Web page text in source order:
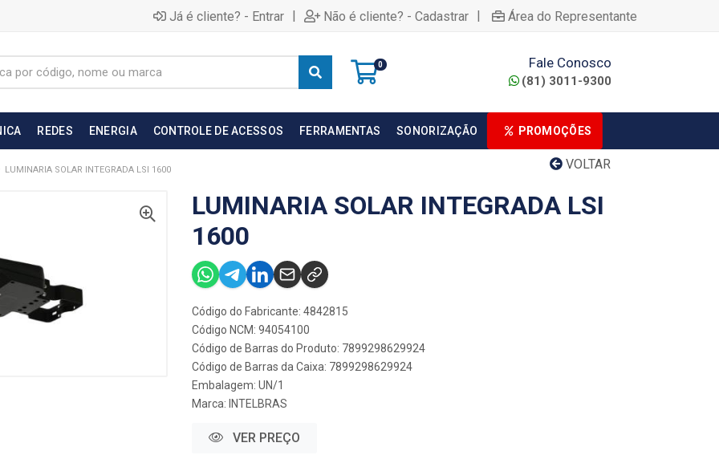
Já é cliente? - Entrar | Não é cliente? - Cadastrar | Área do Representante
0 Fale Conosco
(81) 3011-9300
REDES ENERGIA CONTROLE DE ACESSOS FERRAMENTAS SONORIZAÇÃO PROMOÇÕES
VOLTAR
LUMINARIA SOLAR INTEGRADA LSI 1600
LUMINARIA SOLAR INTEGRADA LSI
1600
Código do Fabricante: 4842815
Código NCM: 94054100
Código de Barras do Produto: 7899298629924
Código de Barras da Caixa: 7899298629924
Embalagem: UN/1
Marca: INTELBRAS
VER PREÇO